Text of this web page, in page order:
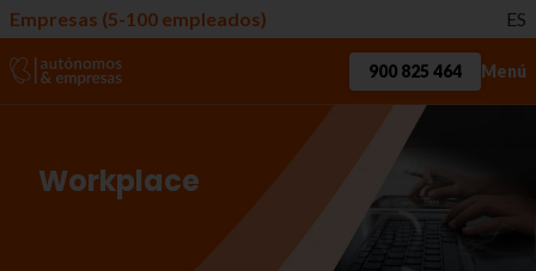
Empresas (5-100 empleados) ES
900 825 464 Menú
Workplace